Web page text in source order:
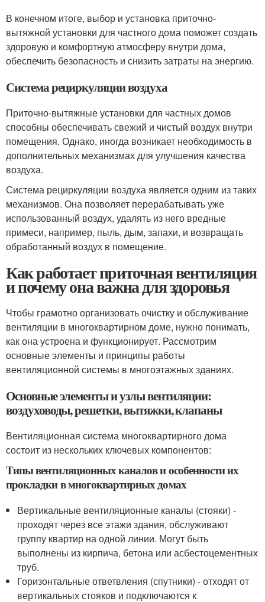
В конечном итоге, выбор и установка приточно-
вытяжной установки для частного дома поможет создать
здоровую и комфортную атмосферу внутри дома,
обеспечить безопасность и снизить затраты на энергию.
Система рециркуляции воздуха
Приточно-вытяжные установки для частных домов
способны обеспечивать свежий и чистый воздух внутри
помещения. Однако, иногда возникает необходимость в
дополнительных механизмах для улучшения качества
воздуха.
Система рециркуляции воздуха является одним из таких
механизмов. Она позволяет перерабатывать уже
использованный воздух, удалять из него вредные
примеси, например, пыль, дым, запахи, и возвращать
обработанный воздух в помещение.
Как работает приточная вентиляция
и почему она важна для здоровья
Чтобы грамотно организовать очистку и обслуживание
вентиляции в многоквартирном доме, нужно понимать,
как она устроена и функционирует. Рассмотрим
основные элементы и принципы работы
вентиляционной системы в многоэтажных зданиях.
Основные элементы и узлы вентиляции:
воздуховоды, решетки, вытяжки, клапаны
Вентиляционная система многоквартирного дома
состоит из нескольких ключевых компонентов:
Типы вентиляционных каналов и особенности их
прокладки в многоквартирных домах
Вертикальные вентиляционные каналы (стояки) -
проходят через все этажи здания, обслуживают
группу квартир на одной линии. Могут быть
выполнены из кирпича, бетона или асбестоцементных
труб.
Горизонтальные ответвления (спутники) - отходят от
вертикальных стояков и подключаются к